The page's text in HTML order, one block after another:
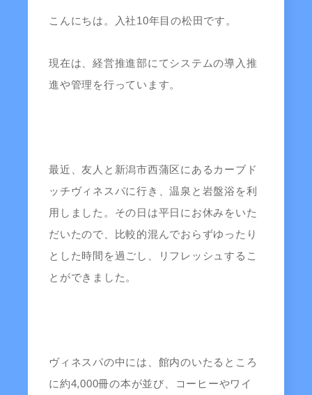
こんにちは。入社10年目の松田です。
現在は、経営推進部にてシステムの導入推
進や管理を行っています。
最近、友人と新潟市西蒲区にあるカーブド
ッチヴィネスパに行き、温泉と岩盤浴を利
用しました。その日は平日にお休みをいた
だいたので、比較的混んでおらずゆったり
とした時間を過ごし、リフレッシュするこ
とができました。
ヴィネスパの中には、館内のいたるところ
に約4,000冊の本が並び、コーヒーやワイ